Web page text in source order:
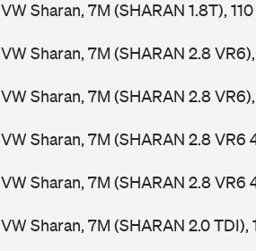
VW Sharan, 7M (SHARAN 1.8T),
VW Sharan, 7M (SHARAN 2.8
VW Sharan, 7M (SHARAN 2.8
VW Sharan, 7M (SHARAN 2.8 VR6
VW Sharan, 7M (SHARAN 2.8 VR6
VW Sharan, 7M (SHARAN 2.0